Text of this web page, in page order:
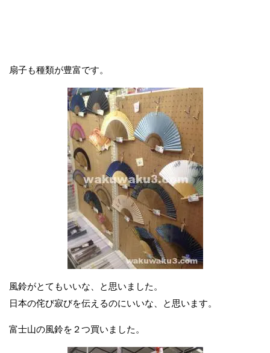
扇子も種類が豊富です。
風鈴がとてもいいな、と思いました。
日本の侘び寂びを伝えるのにいいな、と思います。
富士山の風鈴を２つ買いました。